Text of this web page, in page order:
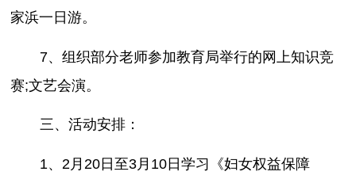
家浜一日游。
7、组织部分老师参加教育局举行的网上知识竞
赛;文艺会演。
三、活动安排：
1、2月20日至3月10日学习《妇女权益保障